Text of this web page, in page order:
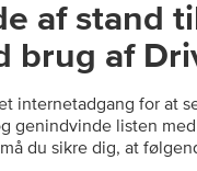
af stand
brug af
internetadgang for at
genindvinde listen
du sikre dig, at